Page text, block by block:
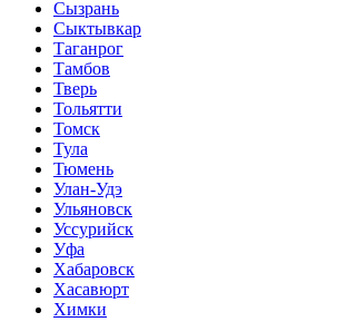
Сызрань
Сыктывкар
Таганрог
Тамбов
Тверь
Тольятти
Томск
Тула
Тюмень
Улан-Удэ
Ульяновск
Уссурийск
Уфа
Хабаровск
Хасавюрт
Химки